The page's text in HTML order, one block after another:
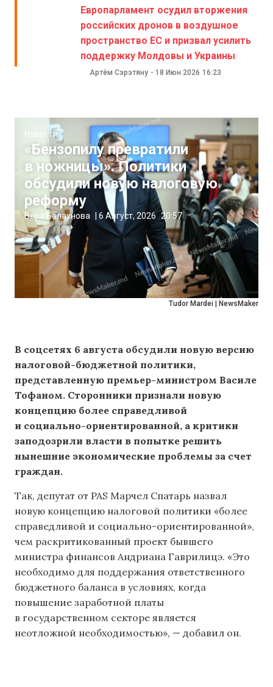
Европарламент осудил вторжения
российских дронов в воздушное
пространство ЕС и призвал усилить
поддержку Молдовы и Украины
Артём Сэрэтяну - 18 Июн 2026 16:23
Tudor Mardei | NewsMaker
Новости
«Бензопилу превратили
в ножницы». Политики
обсудили новую налоговую
реформу
Вера Балахнова 6 Август, 2026 20:57
В соцсетях 6 августа обсудили новую версию
налоговой-бюджетной политики,
представленную премьер-министром Василе
Тофаном. Сторонники признали новую
концепцию более справедливой
и социально-ориентированной, а критики
заподозрили власти в попытке решить
нынешние экономические проблемы за счет
граждан.
Так, депутат от PAS Марчел Спатарь назвал
новую концепцию налоговой политики «более
справедливой и социально-ориентированной»,
чем раскритикованный проект бывшего
министра финансов Андриана Гаврилицэ. «Это
необходимо для поддержания ответственного
бюджетного баланса в условиях, когда
повышение заработной платы
в государственном секторе является
неотложной необходимостью», — добавил он.